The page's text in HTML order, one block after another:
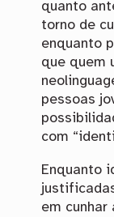
quanto
torno de
enquanto
que quem
pessoas
com
Enquanto
em cunhar